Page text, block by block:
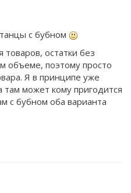
с бубном
остатки без
объеме, поэтому просто
Я в принципе уже
может кому пригодится
с бубном оба варианта